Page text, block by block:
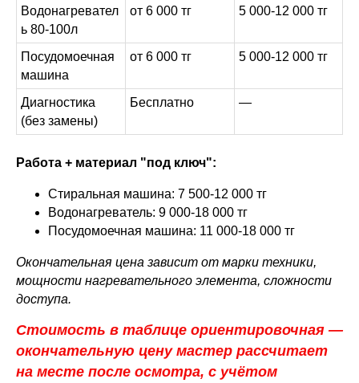
Водонагревател
ь 80-100л
от 6 000 тг 5 000-12 000 тг
Посудомоечная
машина
от 6 000 тг 5 000-12 000 тг
Диагностика
(без замены)
Бесплатно —
Работа + материал "под ключ":
Стиральная машина: 7 500-12 000 тг
Водонагреватель: 9 000-18 000 тг
Посудомоечная машина: 11 000-18 000 тг
Окончательная цена зависит от марки техники,
мощности нагревательного элемента, сложности
доступа.
Стоимость в таблице ориентировочная —
окончательную цену мастер рассчитает
на месте после осмотра, с учётом